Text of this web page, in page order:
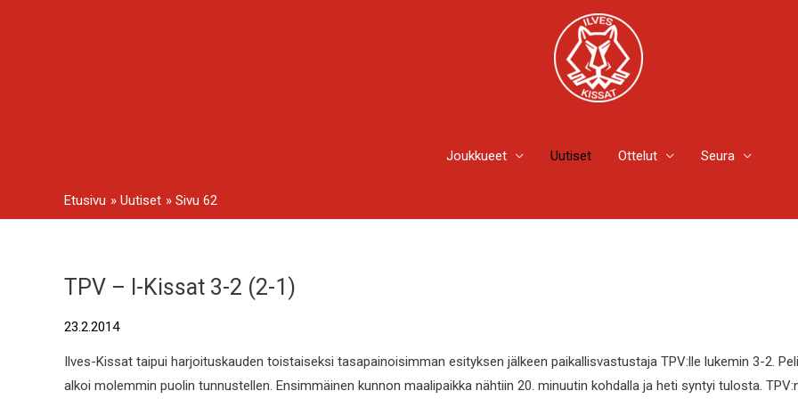
Joukkueet Uutiset Ottelut Seura
Etusivu Uutiset Sivu 62
TPV – I-Kissat 3-2 (2-1)
23.2.2014
Ilves-Kissat taipui harjoituskauden toistaiseksi tasapainoisimman esityksen jälkeen paikallisvastustaja TPV:lle lukemin 3-2. Peli
alkoi molemmin puolin tunnustellen. Ensimmäinen kunnon maalipaikka nähtiin 20. minuutin kohdalla ja heti syntyi tulosta.
TPV
–
Kissat
3-
(2-
1)
Artikkelien